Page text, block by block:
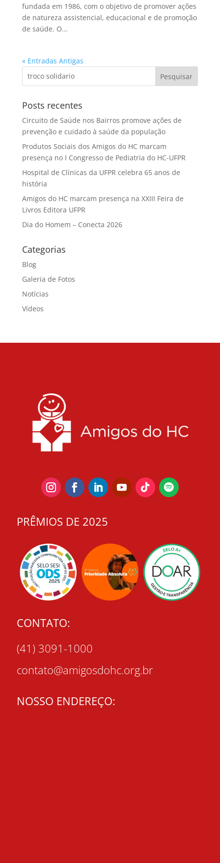
fundada em 1986, com o objetivo de promover ações
de natureza assistencial, educacional e de promoção
de saúde. O...
« Entradas Antigas
Posts recentes
Circuito de Saúde nos Bairros promove ações de
prevenção e cuidado à saúde da população
Produtos Sociais dos Amigos do HC marcam
presença no I Congresso de Pediatria do HC-UFPR
Hospital de Clínicas da UFPR celebra 65 anos de
história
Amigos do HC marcam presença na XXIII Feira de
Livros Editora UFPR
Dia do Homem – Conecta 2026
Categorias
Blog
Galeria de Fotos
Notícias
Vídeos
PRÊMIOS DE 2025
CONTATO:
(41) 3091-1000
contato@amigosdohc.org.br
NOSSO ENDEREÇO: